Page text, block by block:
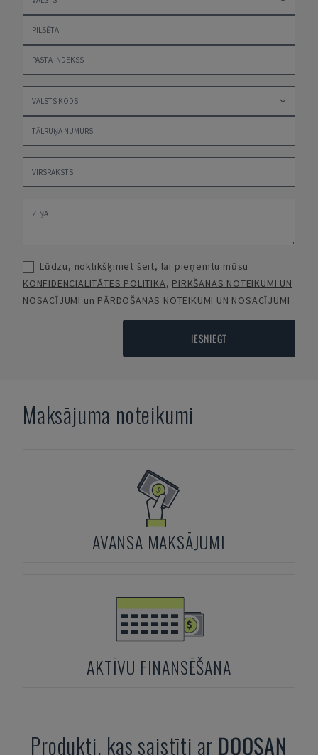
Lūdzu, noklikšķiniet šeit, lai pieņemtu mūsu
KONFIDENCIALITĀTES POLITIKA, PIRKŠANAS NOTEIKUMI UN
NOSACĪJUMI un PĀRDOŠANAS NOTEIKUMI UN NOSACĪJUMI
IESNIEGT
Maksājuma noteikumi
AVANSA MAKSĀJUMI
AKTĪVU FINANSĒŠANA
Produkti, kas saistīti ar DOOSAN